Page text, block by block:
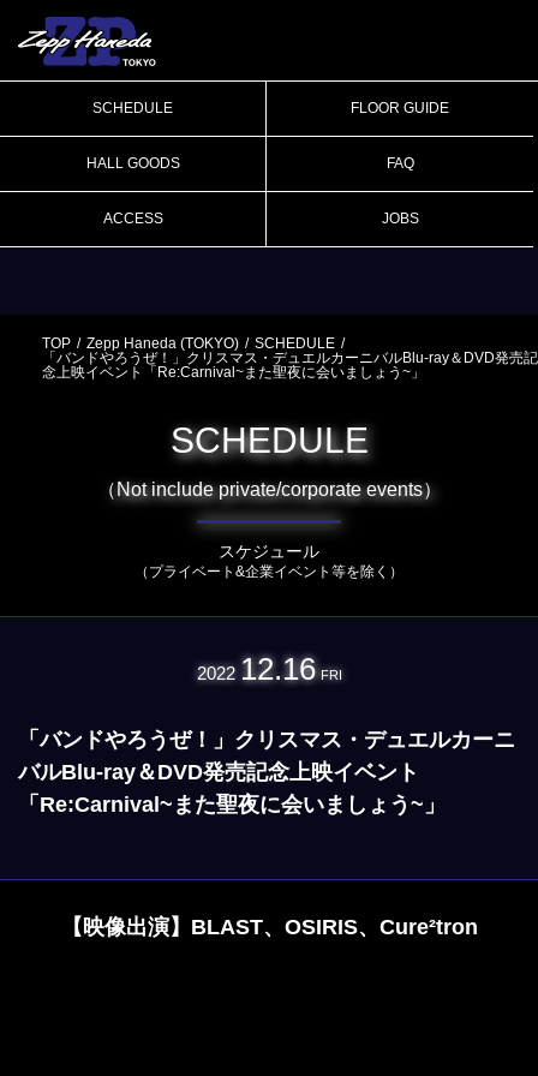
SCHEDULE FLOOR GUIDE
HALL GOODS FAQ
ACCESS JOBS
TOP Zepp Haneda (TOKYO)
SCHEDULE
「バンドやろうぜ！」クリスマス・デュエルカーニバルBlu-ray＆DVD発売記
念上映イベント「Re:Carnival~また聖夜に会いましょう~」
SCHEDULE
（Not include private/corporate events）
スケジュール
（プライベート&企業イベント等を除く）
2022 12.16 FRI
「バンドやろうぜ！」クリスマス・デュエルカーニ
バルBlu-ray＆DVD発売記念上映イベント
「Re:Carnival~また聖夜に会いましょう~」
【映像出演】BLAST、OSIRIS、Cure²tron